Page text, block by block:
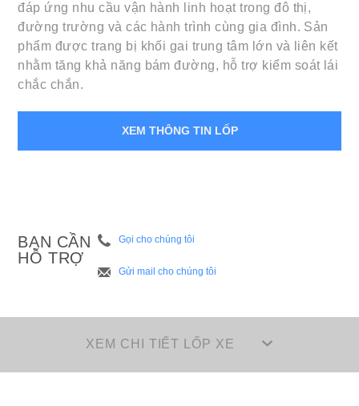
đáp ứng nhu cầu vận hành linh hoạt trong đô thị,
đường trường và các hành trình cùng gia đình. Sản
phẩm được trang bị khối gai trung tâm lớn và liên kết
nhằm tăng khả năng bám đường, hỗ trợ kiểm soát lái
chắc chắn.
XEM THÔNG TIN LỐP
BẠN CẦN
HỖ TRỢ
Gọi cho chúng tôi
Gửi mail cho chúng tôi
XEM CHI TIẾT LỐP XE